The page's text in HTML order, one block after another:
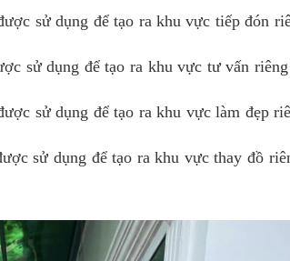
sử dụng để tạo ra khu vực tiếp đón
sử dụng để tạo ra khu vực tư vấn
sử dụng để tạo ra khu vực làm đẹp
sử dụng để tạo ra khu vực thay đồ